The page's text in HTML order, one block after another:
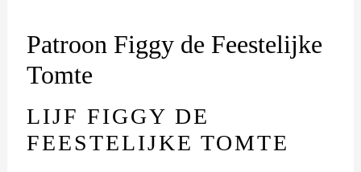
Patroon Figgy de Feestelijke
Tomte
LIJF FIGGY DE
FEESTELIJKE TOMTE